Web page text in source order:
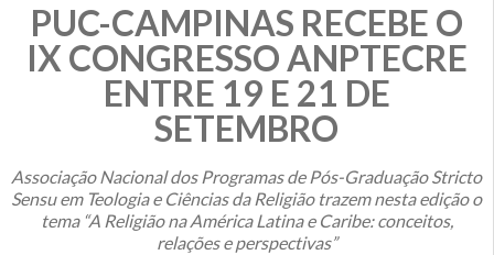
PUC-CAMPINAS RECEBE O
IX CONGRESSO ANPTECRE
ENTRE 19 E 21 DE
SETEMBRO
Associação Nacional dos Programas de Pós-Graduação Stricto
Sensu em Teologia e Ciências da Religião trazem nesta edição o
tema “A Religião na América Latina e Caribe: conceitos,
relações e perspectivas”